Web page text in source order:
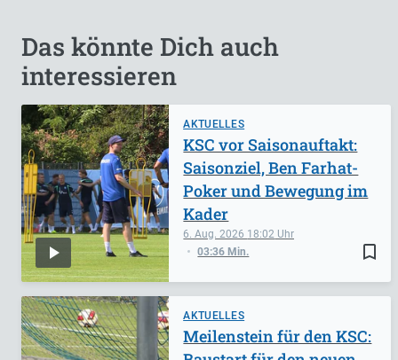
Das könnte Dich auch
interessieren
AKTUELLES
bookmark_border
6. Aug. 2026 18:02
03:36 Min.
KSC vor Saisonauftakt:
Saisonziel, Ben Farhat-
Poker und Bewegung im
Kader
AKTUELLES
Meilenstein für den KSC: